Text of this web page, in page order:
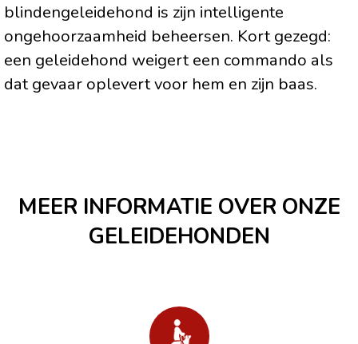
blindengeleidehond is zijn intelligente
ongehoorzaamheid beheersen. Kort gezegd:
een geleidehond weigert een commando als
dat gevaar oplevert voor hem en zijn baas.
MEER INFORMATIE OVER ONZE
GELEIDEHONDEN